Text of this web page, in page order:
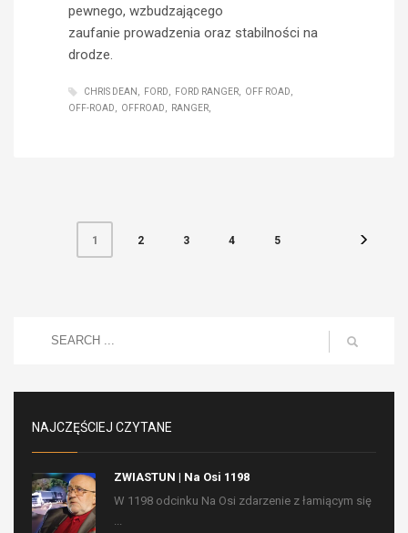
pewnego, wzbudzającego
zaufanie prowadzenia oraz stabilności na
drodze.
CHRIS DEAN FORD FORD RANGER
OFF ROAD
OFF-ROAD
OFFROAD RANGER
1 2 3 4 5
NAJCZĘŚCIEJ CZYTANE
ZWIASTUN | Na Osi 1198
W 1198 odcinku Na Osi zdarzenie z łamiącym się